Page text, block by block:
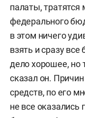
палаты, тратятся
федерального
в этом ничего
взять и сразу все
дело хорошее, но
сказал он.
средств, по его
не все оказались